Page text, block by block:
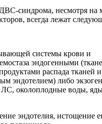
синдрома, несмотря на
всегда лежат
системы крови и
эндогенными
распада тканей
эндотелием) либо
околоплодные воды,
эндотелия, истощение